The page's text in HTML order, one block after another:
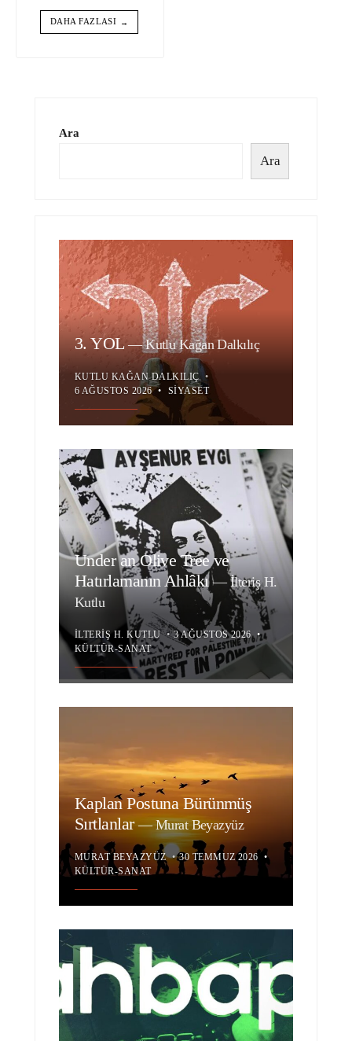
DAHA FAZLASI →
Ara
Ara
3. YOL—Kutlu Kağan Dalkılıç
KUTLU KAĞAN DALKILIÇ •
6 AĞUSTOS 2026 • SIYASET
Under an Olive Tree ve
Hatırlamanın Ahlâkı— İlteriş H.
Kutlu
İLTERIŞ H. KUTLU • 3 AĞUSTOS 2026 •
KÜLTÜR-SANAT
Kaplan Postuna Bürünmüş
Sırtlanlar—Murat Beyazyüz
MURAT BEYAZYÜZ • 30 TEMMUZ 2026 •
KÜLTÜR-SANAT